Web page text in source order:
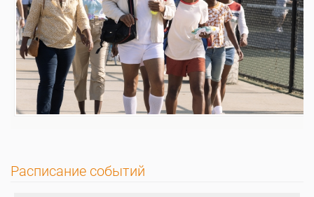
Расписание событий